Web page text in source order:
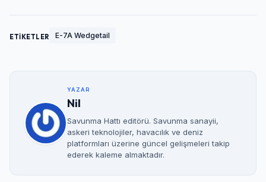
ETİKETLER E-7A Wedgetail
YAZAR
Nil
Savunma Hattı editörü. Savunma sanayii,
askeri teknolojiler, havacılık ve deniz
platformları üzerine güncel gelişmeleri takip
ederek kaleme almaktadır.